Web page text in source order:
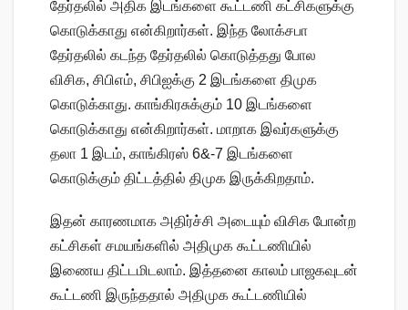
தேர்தலில் அதிக இடங்களை கூட்டணி கட்சிகளுக்கு
கொடுக்காது என்கிறார்கள். இந்த லோக்சபா
தேர்தலில் கடந்த தேர்தலில் கொடுத்தது போல
விசிக, சிபிஎம், சிபிஐக்கு 2 இடங்களை திமுக
கொடுக்காது. காங்கிரசுக்கும் 10 இடங்களை
கொடுக்காது என்கிறார்கள். மாறாக இவர்களுக்கு
தலா 1 இடம், காங்கிரஸ் 6&-7 இடங்களை
கொடுக்கும் திட்டத்தில் திமுக இருக்கிறதாம்.
இதன் காரணமாக அதிர்ச்சி அடையும் விசிக போன்ற
கட்சிகள் சமயங்களில் அதிமுக கூட்டணியில்
இணைய திட்டமிடலாம். இத்தனை காலம் பாஜகவுடன்
கூட்டணி இருந்ததால் அதிமுக கூட்டணியில்